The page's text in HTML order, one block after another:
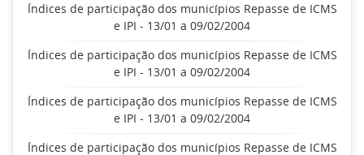
Índices de participação dos municípios Repasse de ICMS
e IPI - 13/01 a 09/02/2004
Índices de participação dos municípios Repasse de ICMS
e IPI - 13/01 a 09/02/2004
Índices de participação dos municípios Repasse de ICMS
e IPI - 13/01 a 09/02/2004
Índices de participação dos municípios Repasse de ICMS